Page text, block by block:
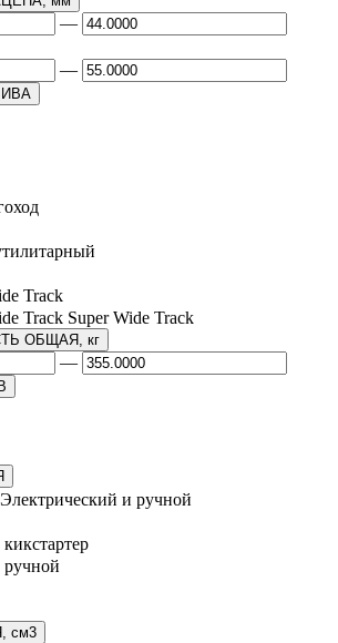
—
—
Track
Track Super Wide Track
ОБЩАЯ, кг
—
и ручной
ручной
см3